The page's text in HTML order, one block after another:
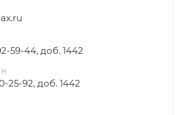
59-44, доб. 1442
25-92, доб. 1442